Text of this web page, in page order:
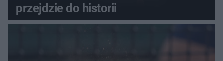
przejdzie do historii